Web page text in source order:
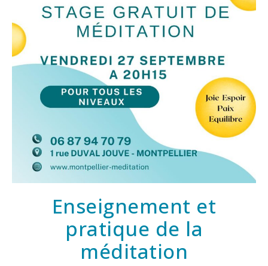
Enseignement et
pratique de la
méditation